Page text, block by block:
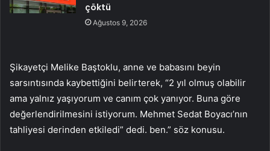
çöktü
Ağustos 9, 2026
Şikayetçi Melike Baştoklu, anne ve babasını beyin
sarsıntısında kaybettiğini belirterek, “2 yıl olmuş olabilir
ama yalnız yaşıyorum ve canım çok yanıyor. Buna göre
değerlendirilmesini istiyorum. Mehmet Sedat Boyacı’nın
tahliyesi derinden etkiledi” dedi. ben.” söz konusu.